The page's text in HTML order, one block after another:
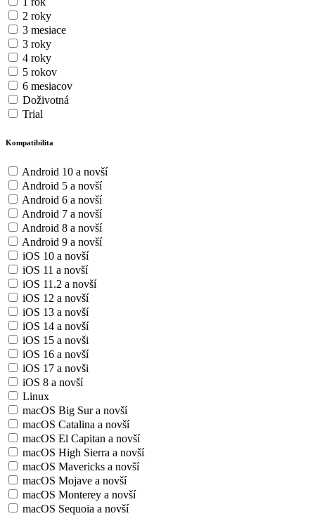
2 roky
3 mesiace
3 roky
4 roky
5 rokov
6 mesiacov
Doživotná
Trial
Kompatibilita
Android 10 a novší
Android 5 a novší
Android 6 a novší
Android 7 a novší
Android 8 a novší
Android 9 a novší
iOS 10 a novší
iOS 11 a novší
iOS 11.2 a novší
iOS 12 a novší
iOS 13 a novší
iOS 14 a novší
iOS 15 a novši
iOS 16 a novší
iOS 17 a novši
iOS 8 a novší
Linux
macOS Big Sur a novší
macOS Catalina a novší
macOS El Capitan a novší
macOS High Sierra a novší
macOS Mavericks a novší
macOS Mojave a novší
macOS Monterey a novší
macOS Sequoia a novší